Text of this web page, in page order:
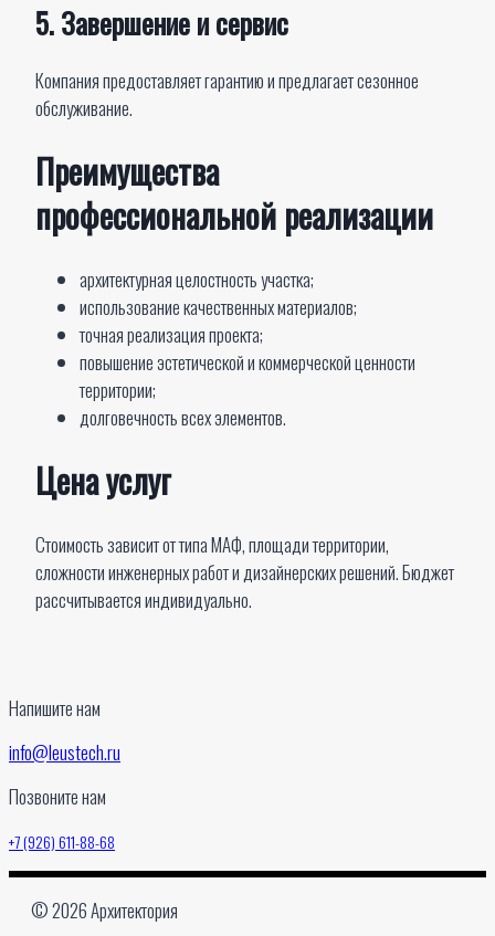
5. Завершение и сервис
Компания предоставляет гарантию и предлагает сезонное
обслуживание.
Преимущества
профессиональной реализации
архитектурная целостность участка;
использование качественных материалов;
точная реализация проекта;
повышение эстетической и коммерческой ценности
территории;
долговечность всех элементов.
Цена услуг
Стоимость зависит от типа МАФ, площади территории,
сложности инженерных работ и дизайнерских решений. Бюджет
рассчитывается индивидуально.
Напишите нам
info@leustech.ru
Позвоните нам
+7 (926) 611-88-68
© 2026 Архитектория